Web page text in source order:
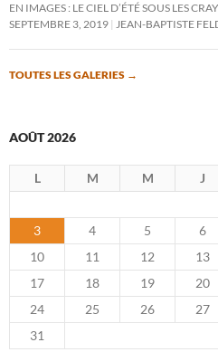
EN IMAGES : LE CIEL D’ÉTÉ SOUS LES
SEPTEMBRE 3, 2019 JEAN-BAPTISTE
TOUTES LES GALERIES →
AOÛT 2026
L M M J
3
4 5 6
10
11 12 13
17
18 19 20
24
25 26 27
31